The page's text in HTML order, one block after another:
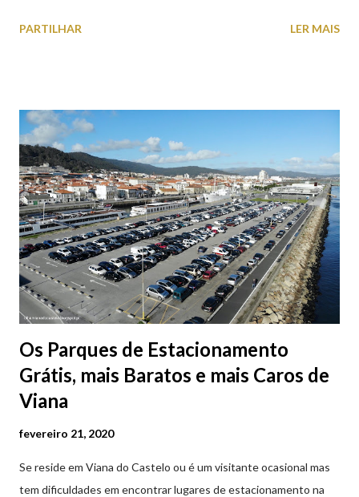
aproveite a paisagem como cenário para tirar algumas
PARTILHAR LER MAIS
Os Parques de Estacionamento
Grátis, mais Baratos e mais Caros de
Viana
fevereiro 21, 2020
Se reside em Viana do Castelo ou é um visitante ocasional mas
tem dificuldades em encontrar lugares de estacionamento na